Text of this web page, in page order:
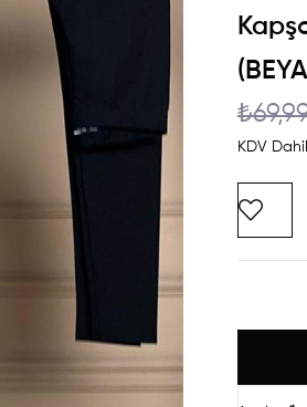
KDV Dahil